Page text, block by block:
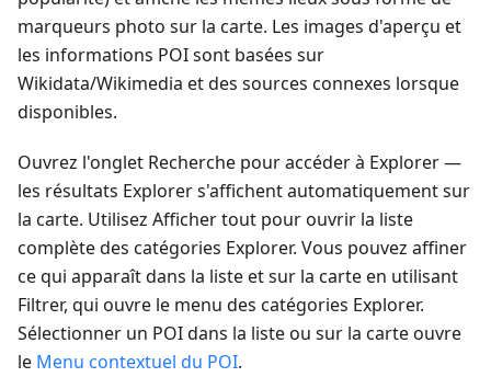
marqueurs photo sur la carte. Les images d'aperçu et
les informations POI sont basées sur
Wikidata/Wikimedia et des sources connexes lorsque
disponibles.
Ouvrez l'onglet Recherche pour accéder à Explorer —
les résultats Explorer s'affichent automatiquement sur
la carte. Utilisez Afficher tout pour ouvrir la liste
complète des catégories Explorer. Vous pouvez affiner
ce qui apparaît dans la liste et sur la carte en utilisant
Filtrer, qui ouvre le menu des catégories Explorer.
Sélectionner un POI dans la liste ou sur la carte ouvre
le Menu contextuel du POI.